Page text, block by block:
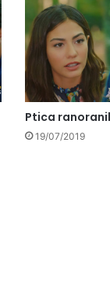
Ptica
19/07/2019